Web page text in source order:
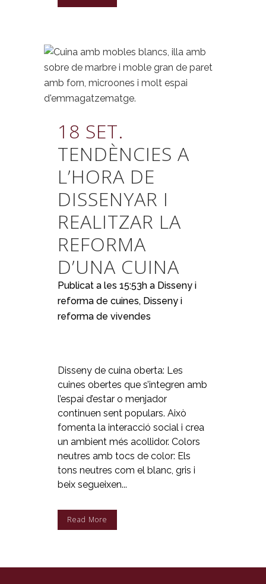
18 SET.
TENDÈNCIES A
L’HORA DE
DISSENYAR I
REALITZAR LA
REFORMA
D’UNA CUINA
Publicat a les 15:53h a Disseny i
reforma de cuines, Disseny i
reforma de vivendes
Disseny de cuina oberta: Les
cuines obertes que s’integren amb
l’espai d’estar o menjador
continuen sent populars. Això
fomenta la interacció social i crea
un ambient més acollidor. Colors
neutres amb tocs de color: Els
tons neutres com el blanc, gris i
beix segueixen...
Read More